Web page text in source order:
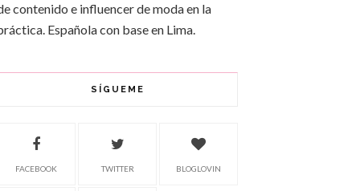
contenido e influencer de moda en la
Española con base en Lima.
SÍGUEME
FACEBOOK TWITTER BLOGLOVIN